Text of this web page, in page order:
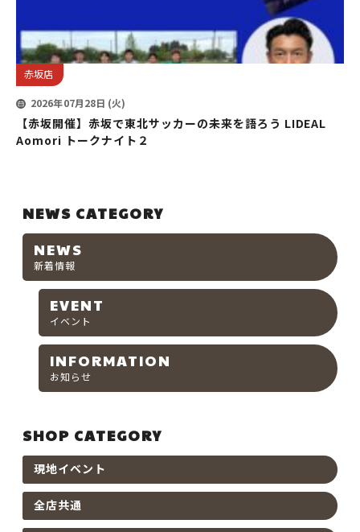
赤坂店
2026年07月28日 (火)
【赤坂開催】赤坂で東北サッカーの未来を語ろう LIDEAL
Aomori トークナイト２
NEWS CATEGORY
NEWS
新着情報
EVENT
イベント
INFORMATION
お知らせ
SHOP CATEGORY
現地イベント
全店共通